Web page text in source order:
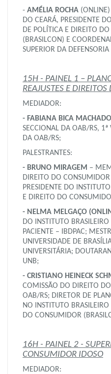
- AMÉLIA ROCHA
DO CEARÁ, PRESIDENTE
DE POLÍTICA E DIREITO
(BRASILCON) E
SUPERIOR DA
15H - PAINEL 1 –
REAJUSTES E
MEDIADOR:
- FABIANA BICA MACHADO
SECCIONAL DA OAB/RS, 1ª
DA OAB/RS;
PALESTRANTES:
- BRUNO MIRAGEM –
DIREITO DO
PRESIDENTE DO
E DIREITO DO
- NELMA MELGAÇO
DO INSTITUTO
PACIENTE – IBDPAC;
UNIVERSIDADE DE
UNIVERSITÁRIA;
UNB;
- CRISTIANO HEINECK
COMISSÃO DO DIREITO
OAB/RS; DIRETOR DE
NO INSTITUTO
DO CONSUMIDOR
16H - PAINEL 2 -
CONSUMIDOR IDOSO
MEDIADOR: